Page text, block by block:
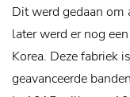
Dit werd gedaan om
later werd er nog
Korea. Deze fabriek
geavanceerde